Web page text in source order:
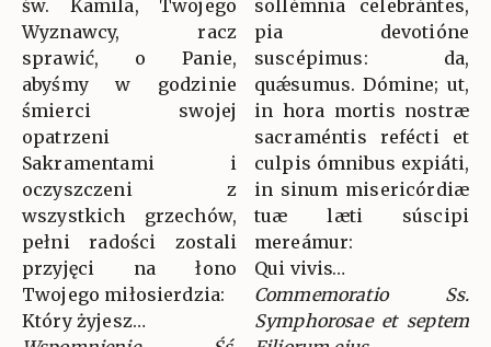
św. Kamila, Twojego
Wyznawcy, racz
sprawić, o Panie,
abyśmy w godzinie
śmierci swojej
opatrzeni
Sakramentami i
oczyszczeni z
wszystkich grzechów,
pełni radości zostali
przyjęci na łono
Twojego miłosierdzia:
Który żyjesz…
sollémnia celebrántes,
pia devotióne
suscépimus: da,
quǽsumus. Dómine; ut,
in hora mortis nostræ
sacraméntis refécti et
culpis ómnibus expiáti,
in sinum misericórdiæ
tuæ læti súscipi
mereámur:
Qui vivis…
Commemoratio Ss.
Symphorosae et septem